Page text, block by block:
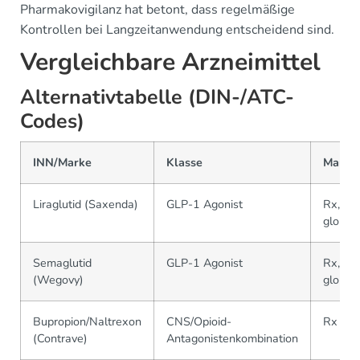
Pharmakovigilanz hat betont, dass regelmäßige
Kontrollen bei Langzeitanwendung entscheidend sind.
Vergleichbare Arzneimittel
Alternativtabelle (DIN-/ATC-
Codes)
INN/Marke Klasse Markt
Liraglutid (Saxenda) GLP-1 Agonist
Rx,
global
Semaglutid
(Wegovy)
GLP-1 Agonist
Rx,
global
Bupropion/Naltrexon
(Contrave)
CNS/Opioid-
Antagonistenkombination
Rx